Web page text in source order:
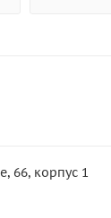
66, корпус 1